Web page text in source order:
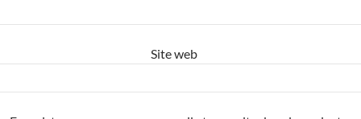
Site web